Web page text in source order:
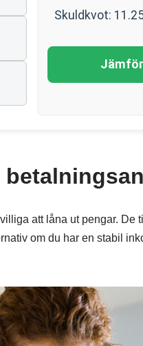
Skuldkvot:
att låna ut pengar. De
om du har en stabil